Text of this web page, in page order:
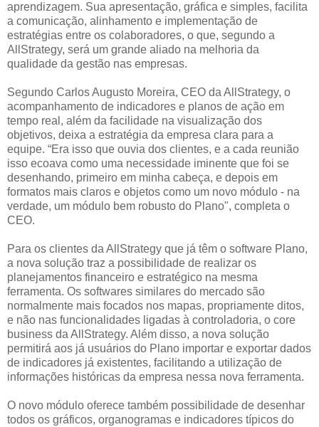
aprendizagem. Sua apresentação, gráfica e simples, facilita
a comunicação, alinhamento e implementação de
estratégias entre os colaboradores, o que, segundo a
AllStrategy, será um grande aliado na melhoria da
qualidade da gestão nas empresas.
Segundo Carlos Augusto Moreira, CEO da AllStrategy, o
acompanhamento de indicadores e planos de ação em
tempo real, além da facilidade na visualização dos
objetivos, deixa a estratégia da empresa clara para a
equipe. “Era isso que ouvia dos clientes, e a cada reunião
isso ecoava como uma necessidade iminente que foi se
desenhando, primeiro em minha cabeça, e depois em
formatos mais claros e objetos como um novo módulo - na
verdade, um módulo bem robusto do Plano", completa o
CEO.
Para os clientes da AllStrategy que já têm o software Plano,
a nova solução traz a possibilidade de realizar os
planejamentos financeiro e estratégico na mesma
ferramenta. Os softwares similares do mercado são
normalmente mais focados nos mapas, propriamente ditos,
e não nas funcionalidades ligadas à controladoria, o core
business da AllStrategy. Além disso, a nova solução
permitirá aos já usuários do Plano importar e exportar dados
de indicadores já existentes, facilitando a utilização de
informações históricas da empresa nessa nova ferramenta.
O novo módulo oferece também possibilidade de desenhar
todos os gráficos, organogramas e indicadores típicos do